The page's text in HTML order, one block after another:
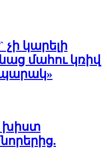
չի կարելի
մահու կռիվ
խիստ